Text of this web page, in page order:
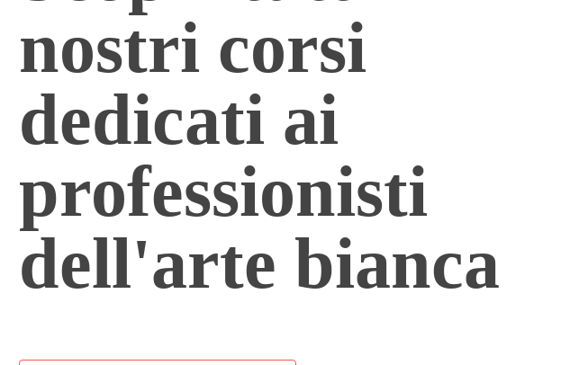
nostri corsi
dedicati ai
professionisti
dell'arte bianca